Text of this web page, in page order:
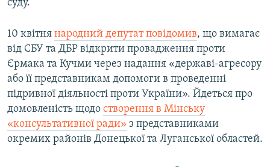
суду.
10 квітня народний депутат повідомив, що вимагає
від СБУ та ДБР відкрити провадження проти
Єрмака та Кучми через надання «державі-агресору
або її представникам допомоги в проведенні
підривної діяльності проти України». Йдеться про
домовленість щодо створення в Мінську
«консультативної ради» з представниками
окремих районів Донецької та Луганської областей.